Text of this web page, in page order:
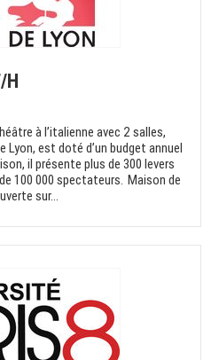
à l’italienne avec 2 salles,
Lyon, est doté d’un budget annuel
il présente plus de 300 levers
100 000 spectateurs. Maison de
sur...